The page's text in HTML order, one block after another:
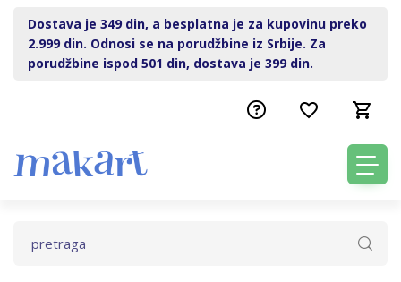
Dostava je 349 din, a besplatna je za kupovinu preko
2.999 din. Odnosi se na porudžbine iz Srbije. Za
porudžbine ispod 501 din, dostava je 399 din.